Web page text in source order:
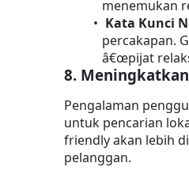
menemukan
Kata Kunci
percakapan.
â€œpijat
8. Meningkatkan
Pengalaman
untuk pencarian
friendly akan lebih
pelanggan.